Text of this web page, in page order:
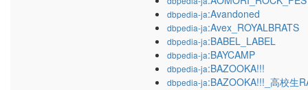
dbpedia-ja:Avandoned
dbpedia-ja:Avex_ROYALBRATS
dbpedia-ja:BABEL_LABEL
dbpedia-ja:BAYCAMP
dbpedia-ja:BAZOOKA!!!
dbpedia-ja:BAZOOKA!!!_高校生